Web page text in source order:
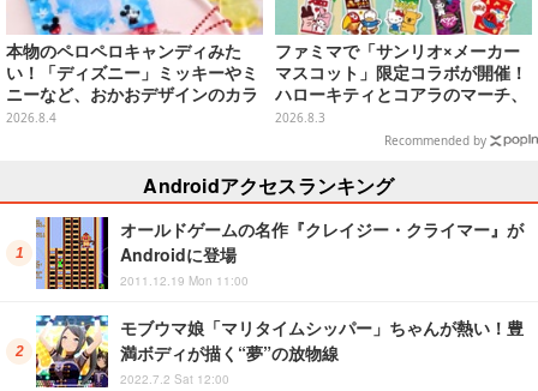
本物のペロペロキャンディみた
い！「ディズニー」ミッキーやミ
ニーなど、おかおデザインのカラ
フルチャーム全10種が8月31日発
2026.8.4
ファミマで「サンリオ×メーカー
マスコット」限定コラボが開催！
ハローキティとコアラのマーチ、
ハンギョドンと出前坊やなど全26
キャラが夢の共演
2026.8.3
Recommended by
Androidアクセスランキング
オールドゲームの名作『クレイジー・クライマー』が
Androidに登場
2011.12.19 Mon 11:00
モブウマ娘「マリタイムシッパー」ちゃんが熱い！豊
満ボディが描く“夢”の放物線
2022.7.2 Sat 12:00